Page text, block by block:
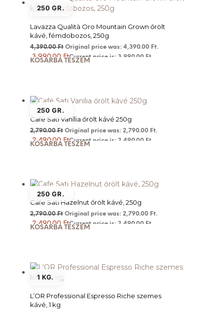
250 GR.
Lavazza Qualità Oro Mountain Grown őrölt
kávé, fémdobozos, 250g
4,390.00Ft Original price was: 4,390.00 Ft.
3,990.00 FtCurrent price is: 3,990.00 Ft.
KOSÁRBA TESZEM
250 GR.
Café Sati Vanília őrölt kávé 250g
2,790.00Ft Original price was: 2,790.00 Ft.
2,490.00 FtCurrent price is: 2,490.00 Ft.
KOSÁRBA TESZEM
250 GR.
Cafe Sati Hazelnut őrölt kávé, 250g
2,790.00Ft Original price was: 2,790.00 Ft.
2,490.00 FtCurrent price is: 2,490.00 Ft.
KOSÁRBA TESZEM
1 KG.
L’OR Professional Espresso Riche szemes
kávé, 1 kg